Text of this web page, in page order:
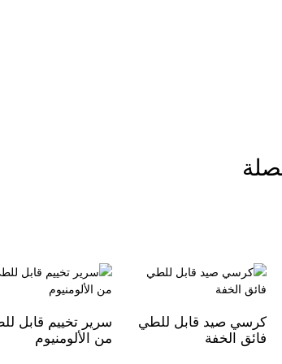
كرسي صيد قابل للطي
فائق الخفة
سرير تخييم قابل
من الألومنيوم